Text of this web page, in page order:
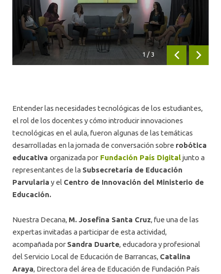
1 / 3
Anterior
Entender las necesidades tecnológicas de los estudiantes,
el rol de los docentes y cómo introducir innovaciones
tecnológicas en el aula, fueron algunas de las temáticas
desarrolladas en la jornada de conversación sobre robótica
educativa organizada por Fundación País Digitaljunto a
representantes de la Subsecretaría de Educación
Parvularia y el Centro de Innovación del Ministerio de
Educación.
Nuestra Decana, M. Josefina Santa Cruz, fue una de las
expertas invitadas a participar de esta actividad,
acompañada por Sandra Duarte, educadora y profesional
del Servicio Local de Educación de Barrancas, Catalina
Araya, Directora del área de Educación de Fundación País